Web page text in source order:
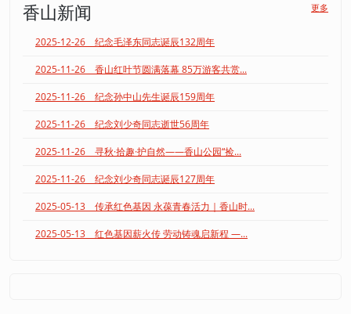
香山新闻 更多
2025-12-26 纪念毛泽东同志诞辰132周年
2025-11-26 香山红叶节圆满落幕 85万游客共赏...
2025-11-26 纪念孙中山先生诞辰159周年
2025-11-26 纪念刘少奇同志逝世56周年
2025-11-26 寻秋·拾趣·护自然——香山公园“捡...
2025-11-26 纪念刘少奇同志诞辰127周年
2025-05-13 传承红色基因 永葆青春活力｜香山时...
2025-05-13 红色基因薪火传 劳动铸魂启新程 —...